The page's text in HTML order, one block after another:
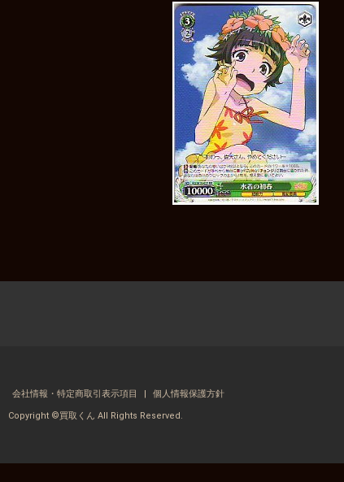
会社情報・特定商取引表示項目 個人情報保護方針
Copyright ©買取くん All Rights Reserved.